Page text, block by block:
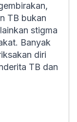
TB bukan
stigma
Banyak
diri
TB dan